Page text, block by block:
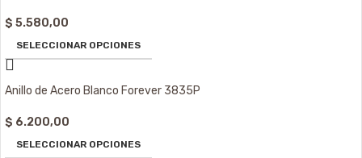
$ 5.580,00
SELECCIONAR OPCIONES
Anillo de Acero Blanco Forever 3835P
$ 6.200,00
SELECCIONAR OPCIONES